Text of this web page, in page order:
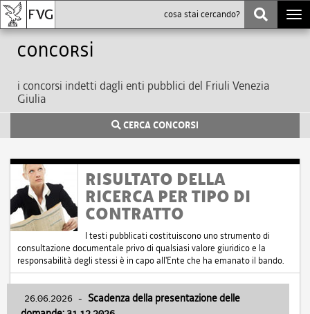
Concorsi
i concorsi indetti dagli enti pubblici del Friuli Venezia
Giulia
CERCA CONCORSI
RISULTATO DELLA
RICERCA PER TIPO DI
CONTRATTO
I testi pubblicati costituiscono uno strumento di
consultazione documentale privo di qualsiasi valore giuridico e la
responsabilità degli stessi è in capo all'Ente che ha emanato il bando.
26.06.2026 - Scadenza della presentazione delle